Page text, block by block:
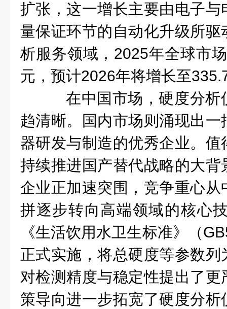
扩张，这一增长主要由电子
量保证环节的自动化升级所
析服务领域，2025年全球市
元，预计2026年将增长至
在中国市场，硬度分析
趋清晰。国内市场则涌现出
器研发与制造的优秀企业。
持续推进国产替代战略的大
企业正加速突围，竞争重心
拼逐步转向高端领域的核心
《生活饮用水卫生标准》（
正式实施，将总硬度等参数
对检测精度与稳定性提出了
策导向进一步拓宽了硬度分